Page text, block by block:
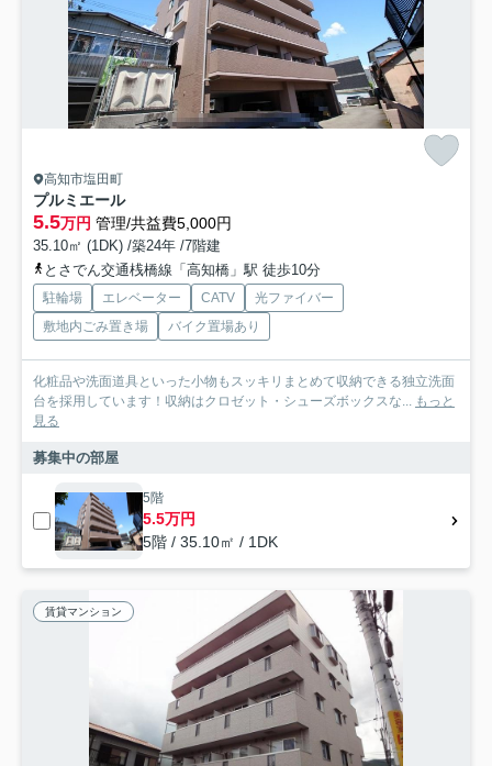
高知市塩田町
プルミエール
5.5万円 管理/共益費5,000円
35.10㎡ (1DK) /築24年 /7階建
とさでん交通桟橋線「高知橋」駅 徒歩10分
駐輪場 エレベーター CATV
光ファイバー
敷地内ごみ置き場
バイク置場あり
化粧品や洗面道具といった小物もスッキリまとめて収納できる独立洗面
台を採用しています！収納はクロゼット・シューズボックスな... もっと
見る
募集中の部屋
5階
5.5万円
5階 / 35.10㎡ / 1DK
賃貸マンション